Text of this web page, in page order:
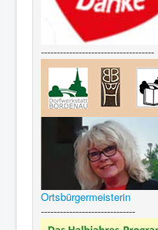
------------------------------------
Ortsbürgermeisterin
------------------------------